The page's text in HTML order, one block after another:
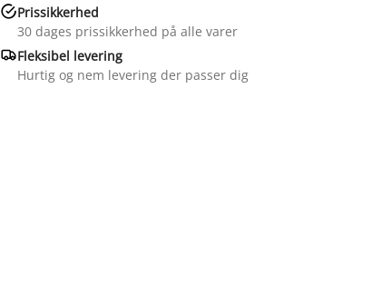
Prissikkerhed
30 dages prissikkerhed på alle varer
Fleksibel levering
Hurtig og nem levering der passer dig